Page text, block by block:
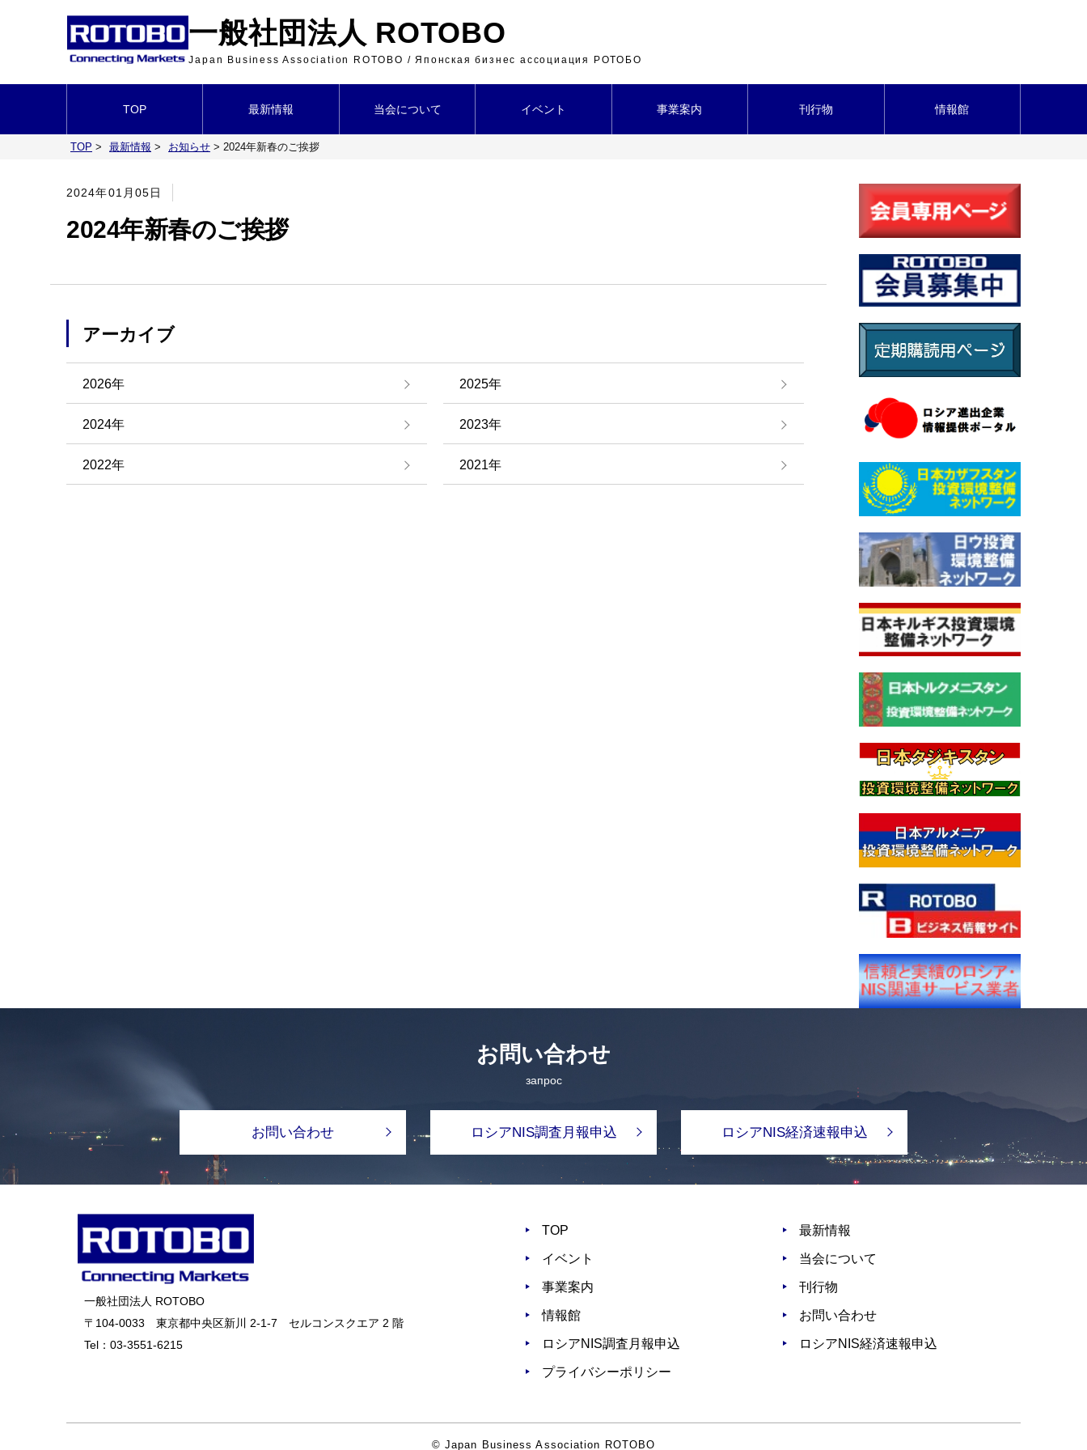
一般社団法人 ROTOBO
Japan Business Association ROTOBO / Японская бизнес ассоциация РОТОБО
TOP 最新情報 当会について イベント 事業案内 刊行物 情報館
TOP > 最新情報 > お知らせ > 2024年新春のご挨拶
2024年01月05日
2024年新春のご挨拶
アーカイブ
2026年 2025年
2024年 2023年
2022年 2021年
お問い合わせ
запрос
お問い合わせ ロシアNIS調査月報申込 ロシアNIS経済速報申込
一般社団法人 ROTOBO
〒104-0033 東京都中央区新川 2-1-7 セルコンスクエア 2 階
Tel： 03-3551-6215
TOP 最新情報
イベント 当会について
事業案内 刊行物
情報館 お問い合わせ
ロシアNIS調査月報申込 ロシアNIS経済速報申込
プライバシーポリシー
© Japan Business Association ROTOBO